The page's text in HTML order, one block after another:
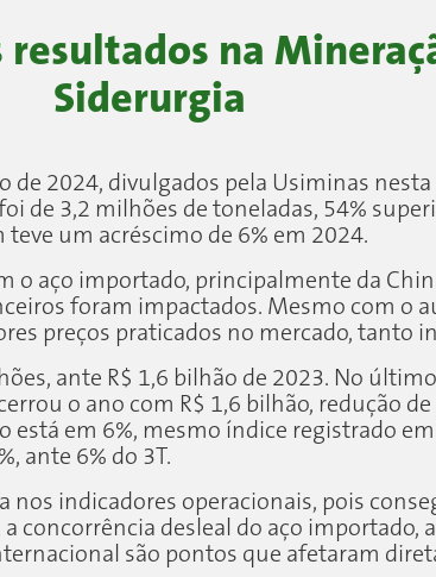
na
Siderurgia
2024, divulgados pela Usiminas
de 3,2 milhões de toneladas, 54%
um acréscimo de 6% em 2024.
o aço importado, principalmente da
foram impactados. Mesmo com o
preços praticados no mercado, tanto
ante R$ 1,6 bilhão de 2023. No
o ano com R$ 1,6 bilhão, redução
está em 6%, mesmo índice registrado
ante 6% do 3T.
nos indicadores operacionais, pois
concorrência desleal do aço importado,
são pontos que afetaram